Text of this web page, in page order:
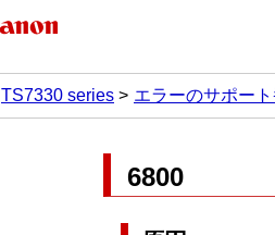
TS7330 series
エラーのサポー
6800